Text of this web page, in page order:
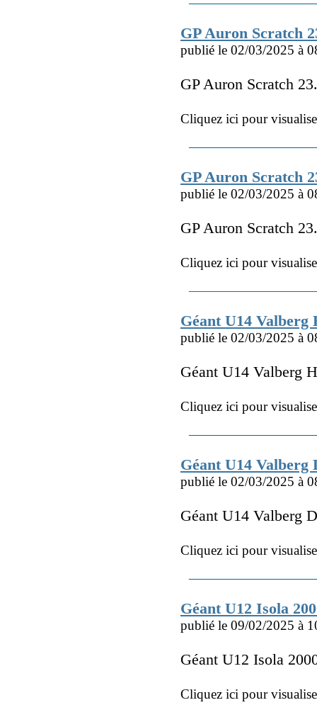
GP Auron Scratch
publié le 02/03/2025 à
GP Auron Scratch
Cliquez ici pour
GP Auron Scratch
publié le 02/03/2025 à
GP Auron Scratch
Cliquez ici pour
Géant U14 Valberg
publié le 02/03/2025 à
Géant U14 Valberg
Cliquez ici pour
Géant U14 Valberg
publié le 02/03/2025 à
Géant U14 Valberg
Cliquez ici pour
Géant U12 Isola
publié le 09/02/2025 à
Géant U12 Isola
Cliquez ici pour